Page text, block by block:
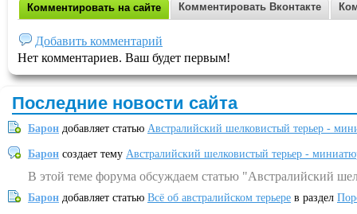
Комментировать на сайте Комментировать Вконтакте
Добавить комментарий
Нет комментариев. Ваш будет первым!
Последние новости сайта
Барон добавляет статью Австралийский шелковистый терьер -
Барон создает тему Австралийский шелковистый терьер -
В этой теме форума обсуждаем статью "Австралийский
Барон добавляет статью Всё об австралийском терьере в раздел